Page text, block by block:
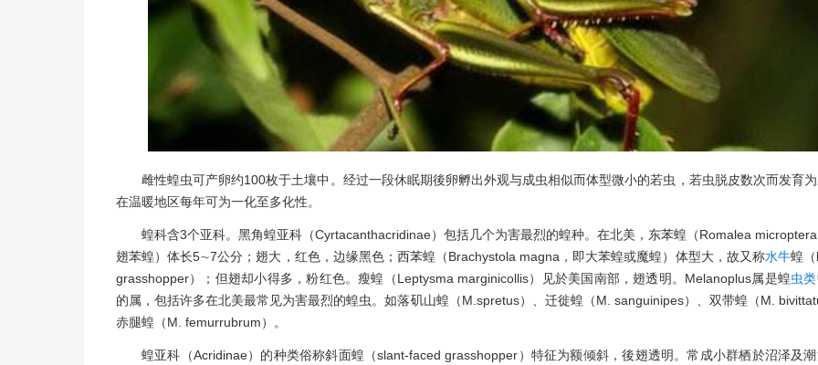
雌性蝗虫可产卵约100枚于土壤中。经过一段休眠期後卵孵出外观与成虫相似而体型微小的若虫，若虫脱皮数次而发育
在温暖地区每年可为一化至多化性。
蝗科含3个亚科。黑角蝗亚科（Cyrtacanthacridinae）包括几个为害最烈的蝗种。在北美，东苯蝗（Romalea
翅苯蝗）体长5∼7公分；翅大，红色，边缘黑色；西苯蝗（Brachystola magna，即大苯蝗或魔蝗）体型大，故又称水牛蝗
grasshopper）；但翅却小得多，粉红色。瘦蝗（Leptysma marginicollis）见於美国南部，翅透明。Melanoplus属是蝗虫类
的属，包括许多在北美最常见为害最烈的蝗虫。如落矶山蝗（M.spretus）、迁徙蝗（M. sanguinipes）、双带蝗（M.
赤腿蝗（M. femurrubrum）。
蝗亚科（Acridinae）的种类俗称斜面蝗（slant-faced grasshopper）特征为额倾斜，後翅透明。常成小群栖於沼泽及